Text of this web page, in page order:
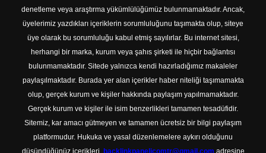
denetleme veya araştırma yükümlülüğümüz bulunmamaktadır. Ancak,
üyelerimiz yazdıkları içeriklerin sorumluluğunu taşımakta olup, siteye
üye olarak bu sorumluluğu kabul etmiş sayılırlar. Bu internet sitesi,
herhangi bir marka, kurum veya şahıs şirketi ile hiçbir bağlantısı
bulunmamaktadır. Sitede yalnızca kendi hazırladığımız makaleler
paylaşılmaktadır. Burada yer alan içerikler haber niteliği taşımamakta
olup, gerçek kurum ve kişiler hakkında paylaşım yapılmamaktadır.
Gerçek kurum ve kişiler ile isim benzerlikleri tamamen tesadüfidir.
Sitemiz, kar amacı gütmeyen ve tamamen ücretsiz bir bilgi paylaşım
platformudur. Hukuka ve yasal düzenlemelere aykırı olduğunu
düşündüğünüz içerikleri,
backlinkpanelicomtr@gmail.com adresine